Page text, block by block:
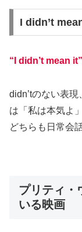
I didn’t
“I didn’t mean
didn’tのない表現
は「私は本気よ
どちらも日常会
プリティ・
いる映画